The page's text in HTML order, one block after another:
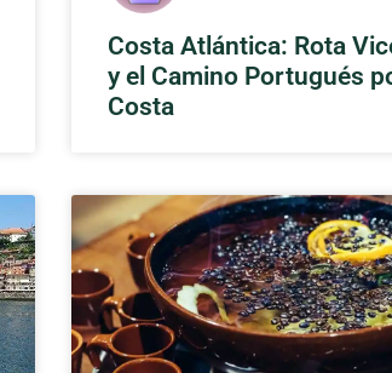
Costa Atlántica: Rota
y el Camino Portugués
Costa